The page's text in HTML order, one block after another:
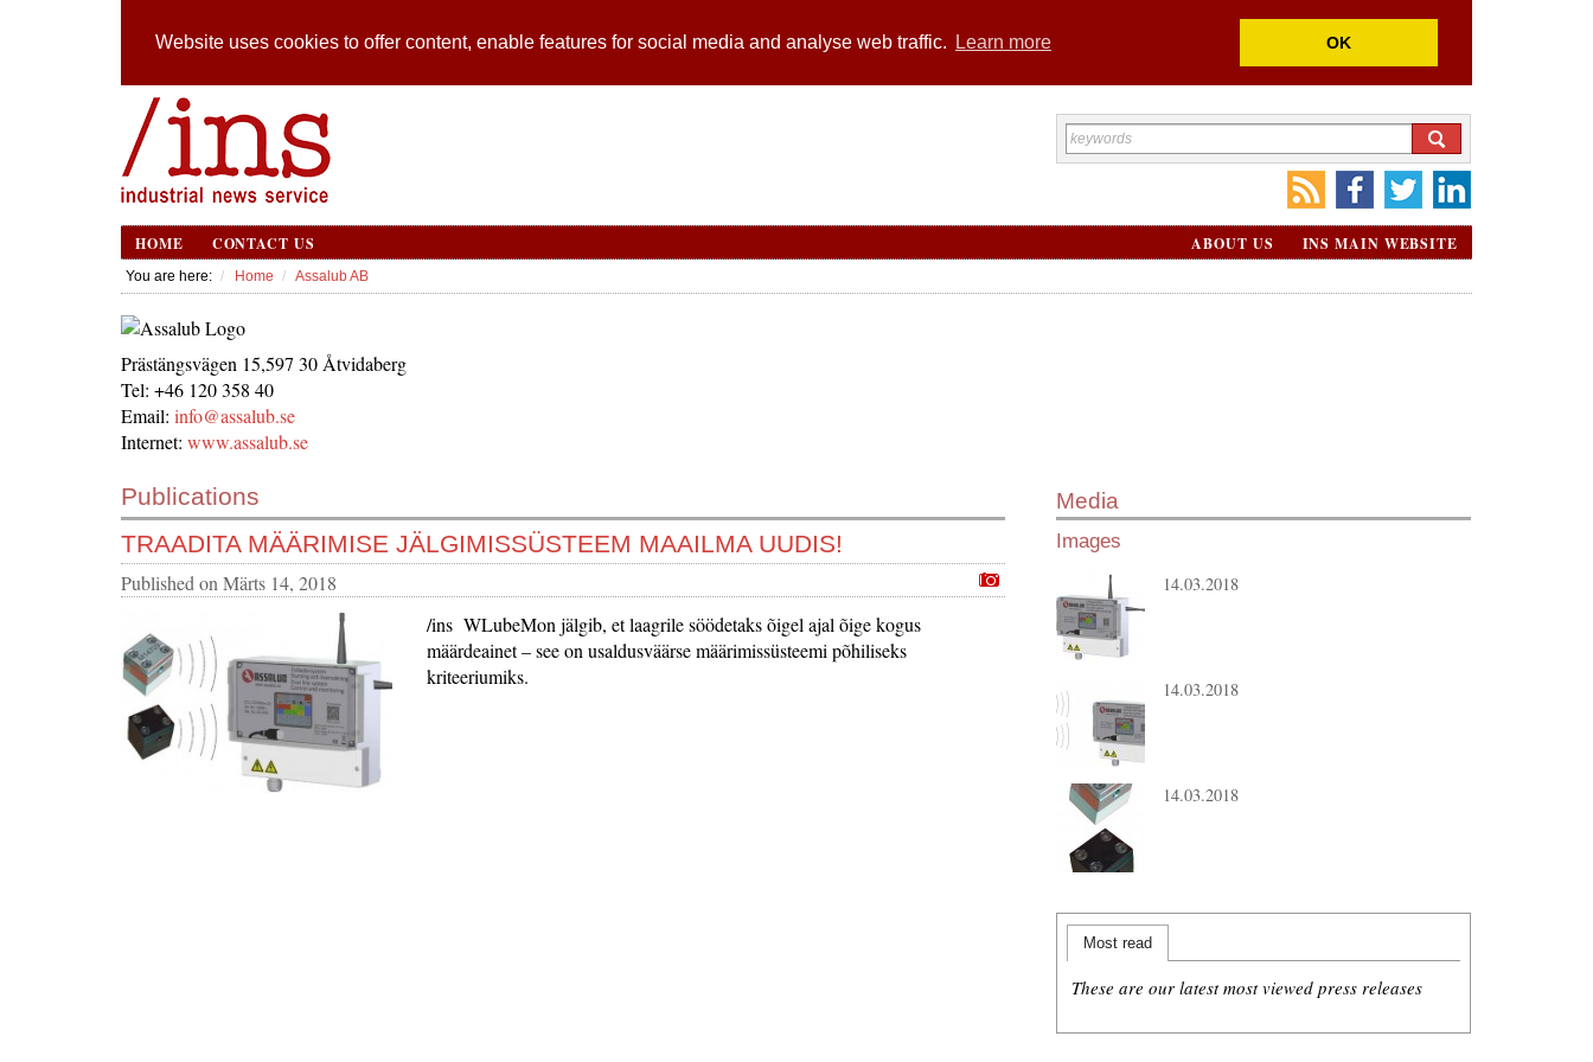
Website uses cookies to offer content, enable features for social media and analyse web traffic. Learn more OK
HOME CONTACT US INS MAIN WEBSITE
ABOUT US
You are here: Home Assalub AB
Prästängsvägen 15,597 30 Åtvidaberg
Tel: +46 120 358 40
Email: info@assalub.se
Internet: www.assalub.se
Publications
TRAADITA MÄÄRIMISE JÄLGIMISSÜSTEEM MAAILMA UUDIS!
Published onMärts 14, 2018
/ins WLubeMon jälgib, et laagrile söödetaks õigel ajal õige kogus
määrdeainet – see on usaldusväärse määrimissüsteemi põhiliseks
kriteeriumiks.
Media
Images
14.03.2018
14.03.2018
14.03.2018
Most read
These are our latest most viewed press releases